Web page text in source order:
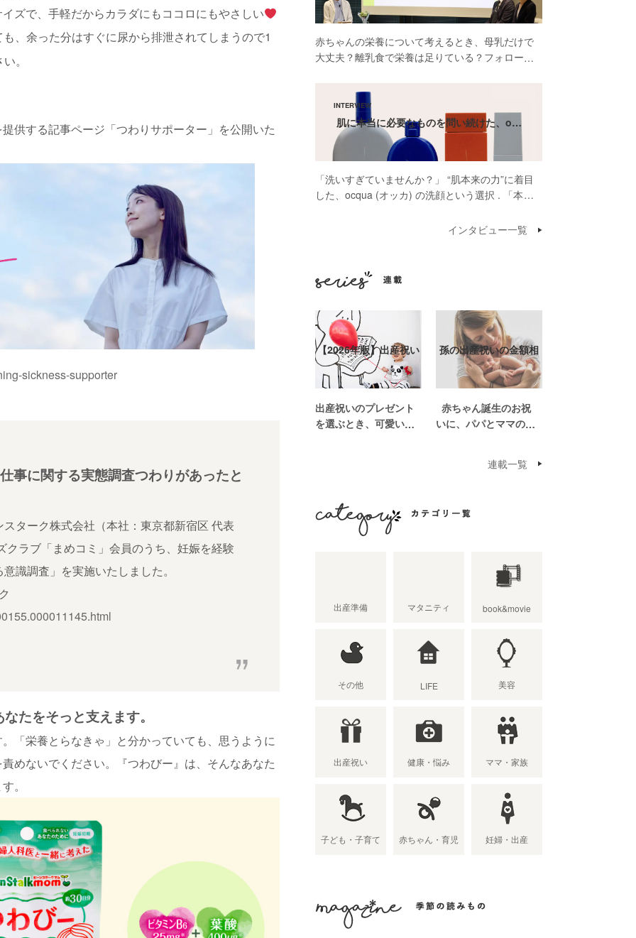
ズで、手軽だからカラダにもココロにもやさしい
、余った分はすぐに尿から排泄されてしまうので1
。
供する記事ページ「つわりサポーター」を公開いた
sickness-supporter
に関する実態調査つわりがあったと
ターク株式会社（本社：東京都新宿区 代表
ラブ「まめコミ」会員のうち、妊娠を経験
識調査」を実施いたしました。
たをそっと支えます。
「栄養とらなきゃ」と分かっていても、思うように
めないでください。『つわびー』は、そんなあなた
。
赤ちゃんの栄養について考えるとき、母乳だけで
大丈夫？離乳食で栄養は足りている？フォローア
感じたことがある方も多いのではないでしょう
か。 先日開催された雪印ビーンスターク株式会
社 […]肌に本当に必要なものを問い続けた、o…
「洗いすぎていませんか？」 “肌本来の力”に着目
した、ocqua (オッカ) の洗顔という選択 . 「本当
してくださったのは、スキンケアブランド
インタビュー一覧
【2026年版】出産祝い
おしゃれなプ…
出産祝いのプレゼント
を選ぶとき、可愛いも
でもらいたいし、たく
さん使ってもらえるも
のをプレゼントした
孫の出産祝いの金額相
場って？出産祝い…
赤ちゃん誕生のお祝
いに、パパとママの親
場合、今現在のお祝い
のでしょうか。また、
ビーの誕生という慶
連載一覧
出産準備 マタニティ book&movie
その他 LIFE 美容
出産祝い 健康・悩み ママ・家族
子ども・子育て 赤ちゃん・育児 妊婦・出産